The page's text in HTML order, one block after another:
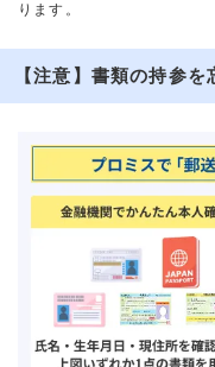
ります。
【注意】書類の持参を